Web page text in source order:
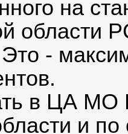
на
области
-
в ЦА МО
и